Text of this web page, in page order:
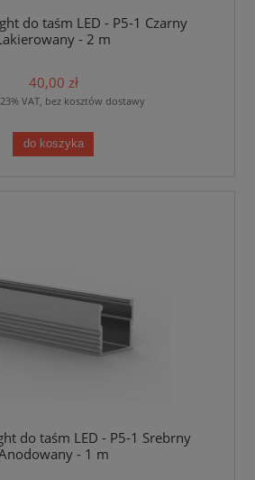
do taśm LED - P5-1 Czarny
- 2 m
40,00 zł
VAT, bez kosztów dostawy
do koszyka
do taśm LED - P5-1 Srebrny
- 1 m